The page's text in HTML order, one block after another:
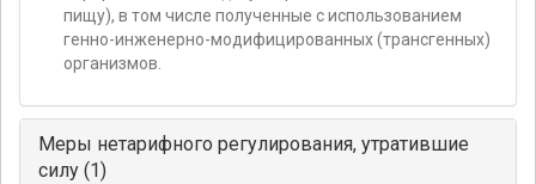
пищу), в том числе полученные с использованием
генно-инженерно-модифицированных (трансгенных)
организмов.
Меры нетарифного регулирования, утратившие
силу (1)